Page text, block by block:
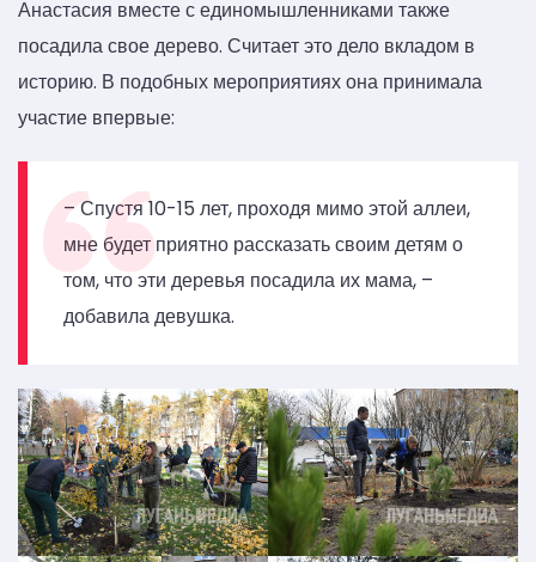
Анастасия вместе с единомышленниками также
посадила свое дерево. Считает это дело вкладом в
историю. В подобных мероприятиях она принимала
участие впервые:
– Спустя 10-15 лет, проходя мимо этой аллеи,
мне будет приятно рассказать своим детям о
том, что эти деревья посадила их мама, –
добавила девушка.